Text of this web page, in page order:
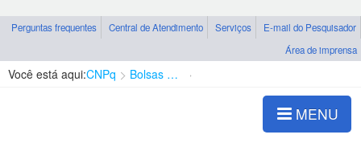
Perguntas frequentes Central de Atendimento Serviços
E-mail do Pesquisador
Área de imprensa
Você está aqui:CNPq Bolsas e Auxílios Vigentes
MENU